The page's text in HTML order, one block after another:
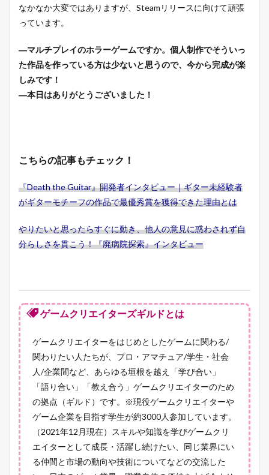
なかなか大変ではありますが、Steamリリースに向けて頑張
っています。
―マルチプレイのホラーゲームですか。個人制作でそういっ
た作品を作っている方は少ないと思うので、今から完成が楽
しみです！
―本日はありがとうございました！
こちらの記事もチェック！
『Death the Guitar』開発者インタビュー｜ギター未経験者
がギターモチーフの作品で最優秀賞を獲得できた理由とは
やりたいと思ったらすぐに動き、他人の意見に惑わされず自
分らしさを貫こう！『廃病院探索』インタビュー
ゲームクリエイターズギルドとは
ゲームクリエイターをはじめとしたゲームに関わる/
関わりたい人たちが、プロ・アマチュア/学生・社会
人/企業間など、あらゆる垣根を越え「学び合い」
「語り合い」「教え合う」ゲームクリエイターのため
の拠点（ギルド）です。※現役ゲームクリエイターや
ゲーム企業を目指す学生が約3000人参加しています。
（2021年12月現在）スキルや知識を学びゲームクリ
エイターとして成長・活躍し続けたい、同じ業界にい
る仲間と市場の動向や技術についてなどの交流した